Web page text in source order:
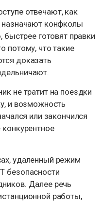
отвечают, как
назначают конфколы
быстрее готовят правки
потому, что такие
доказать
не тратит на поездки
и возможность
или закончился
удаленный режим
безопасности
Далее речь
работы,